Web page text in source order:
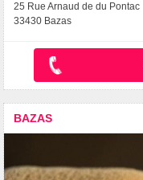
25 Rue Arnaud de du Pontac
33430 Bazas
BAZAS